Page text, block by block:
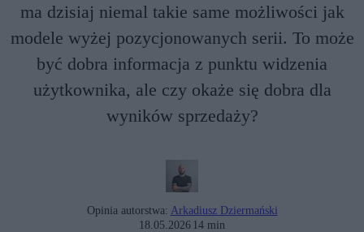
ma dzisiaj niemal takie same możliwości jak
modele wyżej pozycjonowanych serii. To może
być dobra informacja z punktu widzenia
użytkownika, ale czy okaże się dobra dla
wyników sprzedaży?
Opinia autorstwa: Arkadiusz Dziermański
18.05.2026 14 min